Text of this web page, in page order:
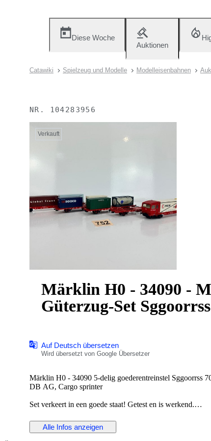
Diese Woche
Auktionen
Catawiki Spielzeug und Modelle Modelleisenbahnen
NR. 104283956
Verkauft
Märklin H0 - 34090 -
Güterzug-Set
Auf Deutsch übersetzen
Wird übersetzt von Google Übersetzer
Märklin H0 - 34090 5-delig goederentreinstel Sggoorrss
DB AG, Cargo sprinter
Set verkeert in een goede staat! Getest en is werkend.
Details:Alle Infos anzeigen